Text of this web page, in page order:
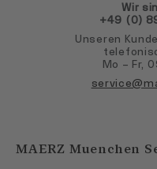
Wir
+49 (0)
Unseren
Mo – Fr,
MAERZ Muenchen